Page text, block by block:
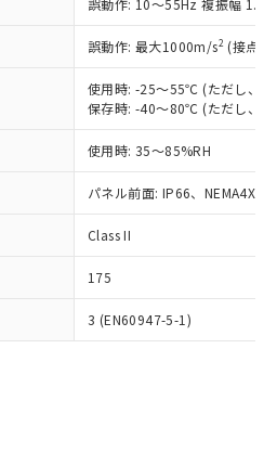
誤動作: 10～55Hz 複振幅
誤動作: 最大1000m/s2 (接点
使用時: -25～55℃ (ただし、氷
保存時: -40～80℃ (ただし、氷
使用時: 35～85%RH
パネル前面: IP66、NEMA4X,
Class II
175
3 (EN60947-5-1)
況および標準価格はお客
、またはお客様担当のオ
器販売店・当社販売員に
機器販売店や当社販売拠
ネットワーク
」をご確認
び標準価格結果を当社の
く第三者に漏洩または開
お願いします。
能（部品リスト作成サー
利用いただくには、I-Web
ご登録されている必要が
ェブサイト上で当社にご
用監視および制御機器に対する
物質については閾値を超える意
を確認しています。
状況などにより、予定
あります。
ダウンロード
) : 1000ppm、 DIBP(フタル酸ジ
、 BBP(フタル酸ブチルベンジ
エチルヘキシル)) : 1000ppm
を示します。
状況下において有害物
、環境に深刻な影響を
味します。
す。当社販売部門へお問
など、違法に輸出されな
手段を講じます。
品を、核兵器、ミサイ
、生物兵器またはその他
れらの製造装置等に一切
製品を第三者に販売する
1、2および3の内容を当
知します。また当社は、
販売に係わる関係者が違
おそれがある場合は、取
しません。
には満たないが在庫あり
し(最新の在庫状況につ
お客様のお取引先、ま
客様担当のオムロン制御
店・当社販売員にご確
機種、また在庫状況の
公開していない機種